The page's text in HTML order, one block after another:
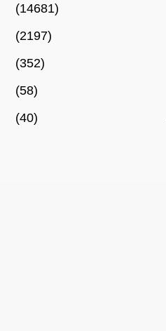
(14681)
(2197)
(352)
(58)
(40)